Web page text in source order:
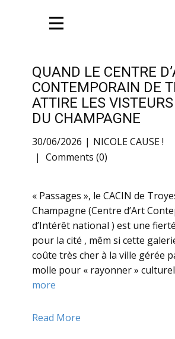
QUAND LE CENTRE
CONTEMPORAIN DE
ATTIRE LES
DU CHAMPAGNE
30/06/2026
NICOLE CAUSE !
Comments (0)
« Passages », le CACIN de
Champagne (Centre d’Art
d’Intérêt national ) est une
pour la cité , mêm si cette
coûte très cher à la ville gérée
molle pour « rayonner »
more
Read More